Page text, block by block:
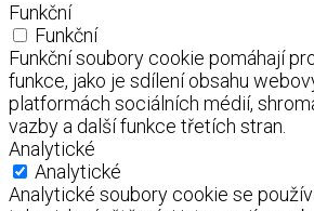
Funkční
Funkční
Funkční soubory cookie pomáhají
funkce, jako je sdílení obsahu
platformách sociálních médií,
vazby a další funkce třetích stran.
Analytické
Analytické
Analytické soubory cookie se